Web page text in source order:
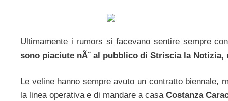
Ultimamente i rumors si facevano sentire sempre
sono piaciute nÃ¨ al pubblico di Striscia la Notizia,
Le veline hanno sempre avuto un contratto biennale,
la linea operativa e di mandare a casa Costanza